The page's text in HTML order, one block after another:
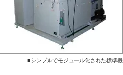
■シンプルでモジュール化された標準機